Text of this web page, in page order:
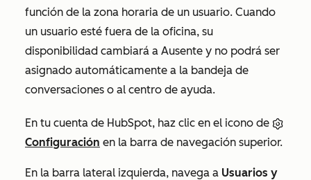
función de la zona horaria de un usuario. Cuando
un usuario esté fuera de la oficina, su
disponibilidad cambiará a Ausente y no podrá ser
asignado automáticamente a la bandeja de
conversaciones o al centro de ayuda.
En tu cuenta de HubSpot, haz clic en el icono de
Configuración en la barra de navegación superior.
En la barra lateral izquierda, navega a Usuarios y